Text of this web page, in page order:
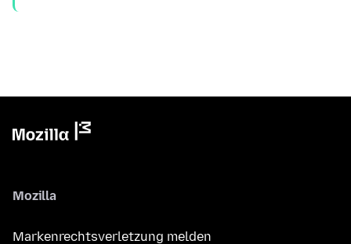
Mozilla
Markenrechtsverletzung melden